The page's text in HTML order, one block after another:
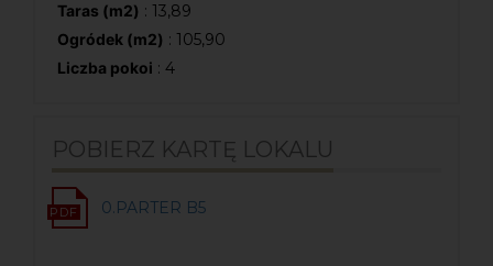
Taras (m2) : 13,89
Ogródek (m2) : 105,90
Liczba pokoi : 4
POBIERZ KARTĘ LOKALU
0.PARTER B5